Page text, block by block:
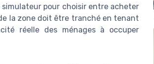
pour choisir entre acheter
la zone doit être tranché en tenant
réelle des ménages à occuper